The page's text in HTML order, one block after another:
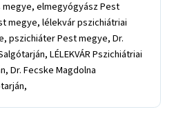
elmegyógyász Pest
megye, lélekvár pszichiátriai
pszichiáter Pest megye, Dr.
LÉLEKVÁR Pszichiátriai
Dr. Fecske Magdolna